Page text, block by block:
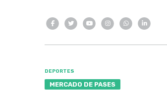
DEPORTES
MERCADO DE PASES